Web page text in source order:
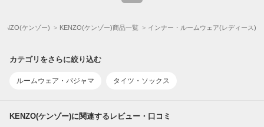
ケンゾー) KENZO(ケンゾー)商品一覧 インナー・ルームウェア(レディース)
カテゴリをさらに絞り込む
ルームウェア・パジャマ タイツ・ソックス
KENZO(ケンゾー)に関連するレビュー・口コミ